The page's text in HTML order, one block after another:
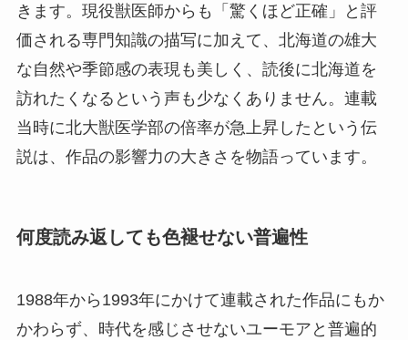
きます。現役獣医師からも「驚くほど正確」と評
価される専門知識の描写に加えて、北海道の雄大
な自然や季節感の表現も美しく、読後に北海道を
訪れたくなるという声も少なくありません。連載
当時に北大獣医学部の倍率が急上昇したという伝
説は、作品の影響力の大きさを物語っています。
何度読み返しても色褪せない普遍性
1988年から1993年にかけて連載された作品にもか
かわらず、時代を感じさせないユーモアと普遍的